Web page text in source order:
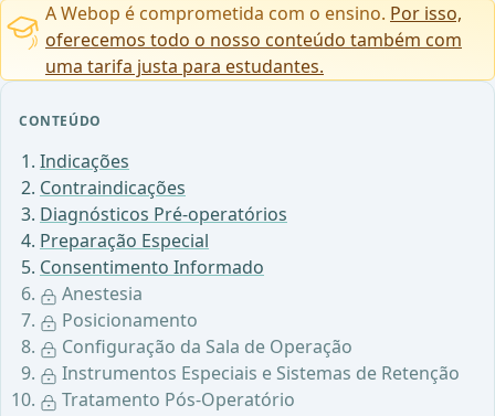
CONTEÚDO
Indicações
Contraindicações
Diagnósticos Pré-operatórios
Preparação Especial
Consentimento Informado
Anestesia
Posicionamento
Configuração da Sala de Operação
Instrumentos Especiais e Sistemas de Retenção
Tratamento Pós-Operatório
A Webop é comprometida com o ensino. Por isso,
oferecemos todo o nosso conteúdo também com
uma tarifa justa para estudantes.